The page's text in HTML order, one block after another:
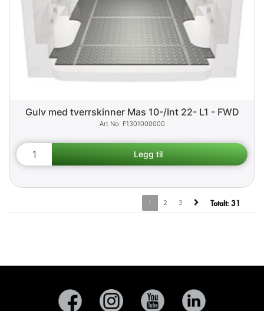
Gulv med tverrskinner Mas 10-/Int 22- L1 - FWD
F1301000000
1 2 3 Totalt: 31